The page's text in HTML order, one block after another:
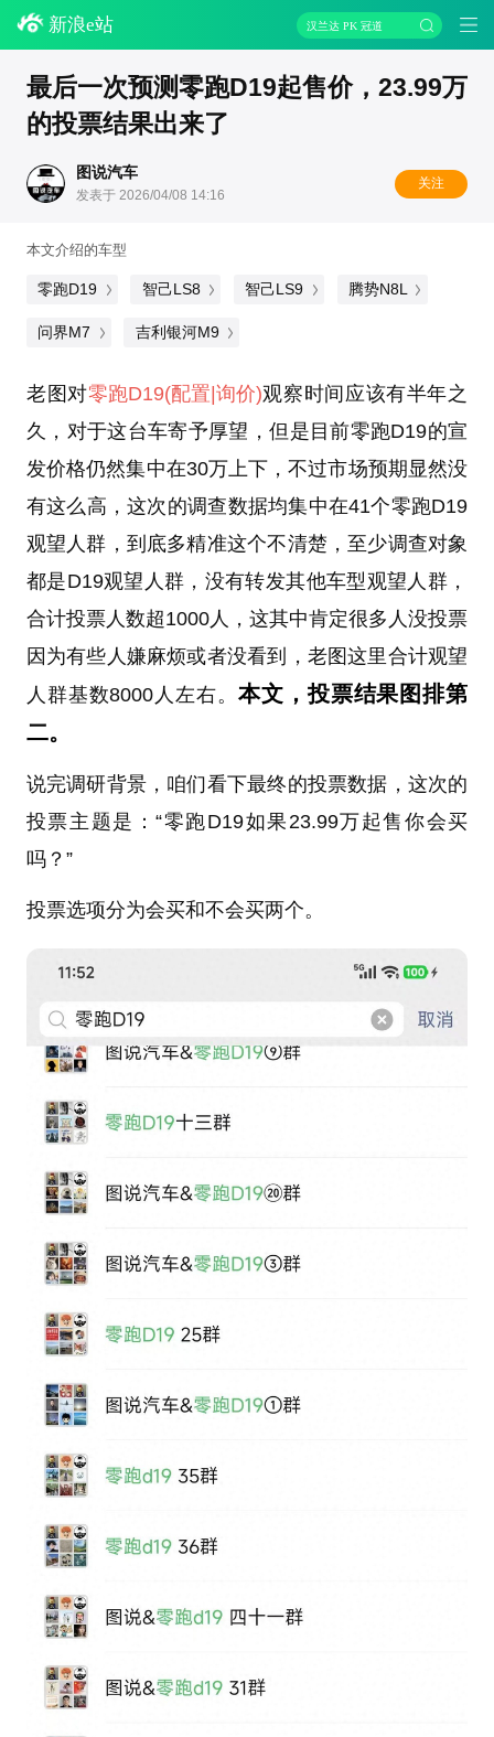
新浪e站 汉兰达 PK 冠道
最后一次预测零跑D19起售价，23.99万
的投票结果出来了
图说汽车
发表于 2026/04/08 14:16
关注
本文介绍的车型
零跑D19 智己LS8 智己LS9 腾势N8L
问界M7 吉利银河M9
老图对零跑D19(配置 |询价)观察时间应该有半年之
久，对于这台车寄予厚望，但是目前零跑D19的宣
发价格仍然集中在30万上下，不过市场预期显然没
有这么高，这次的调查数据均集中在41个零跑D19
观望人群，到底多精准这个不清楚，至少调查对象
都是D19观望人群，没有转发其他车型观望人群，
合计投票人数超1000人，这其中肯定很多人没投票
因为有些人嫌麻烦或者没看到，老图这里合计观望
人群基数8000人左右。 本文，投票结果图排第
二。
说完调研背景，咱们看下最终的投票数据，这次的
投票主题是：“零跑D19如果23.99万起售你会买
吗？”
投票选项分为会买和不会买两个。